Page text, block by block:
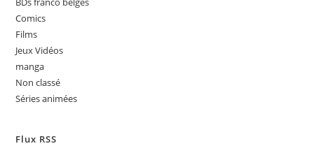
Comics
Films
Jeux Vidéos
manga
Non classé
Séries animées
Flux RSS